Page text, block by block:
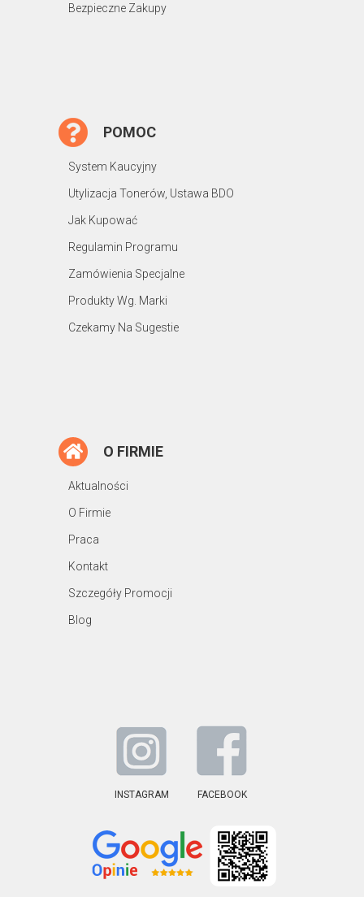
Bezpieczne Zakupy
POMOC
System Kaucyjny
Utylizacja Tonerów, Ustawa BDO
Jak Kupować
Regulamin Programu
Zamówienia Specjalne
Produkty Wg. Marki
Czekamy Na Sugestie
O FIRMIE
Aktualności
O Firmie
Praca
Kontakt
Szczegóły Promocji
Blog
INSTAGRAM FACEBOOK